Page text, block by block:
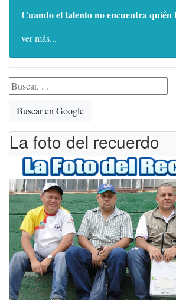
Cuando el talento no encuentra quién
ver más...
Buscar en Google
La foto del recuerdo